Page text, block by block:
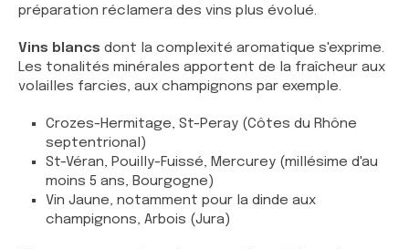
préparation réclamera des vins plus évolué.
Vins blancs dont la complexité aromatique s'exprime.
Les tonalités minérales apportent de la fraîcheur aux
volailles farcies, aux champignons par exemple.
Crozes-Hermitage, St-Peray (Côtes du Rhône
septentrional)
St-Véran, Pouilly-Fuissé, Mercurey (millésime d'au
moins 5 ans, Bourgogne)
Vin Jaune, notamment pour la dinde aux
champignons, Arbois (Jura)